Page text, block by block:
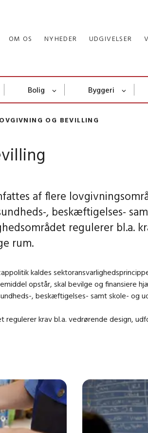
OM OS NYHEDER UDGIVELSER
Bolig Byggeri
OG BEVILLING
af flere
, beskæftigelses-
regulerer bl.a.
rum.
kaldes
opstår, skal bevilge og finansiere
, beskæftigelses- samt skole- og
krav bl.a. vedrørende design,